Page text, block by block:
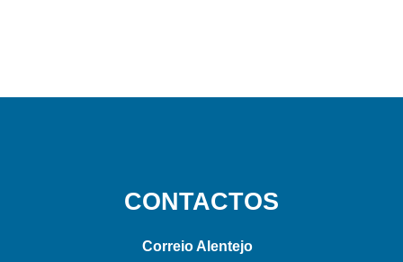
CONTACTOS
Correio Alentejo